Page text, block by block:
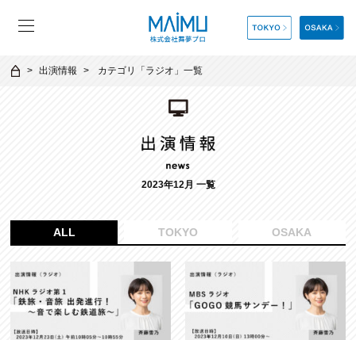
出演情報 カテゴリ「 ラジオ 」一覧
2023年12月 一覧
ALL TOKYO OSAKA